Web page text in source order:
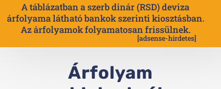
A táblázatban a szerb dinár (RSD) deviza
árfolyama látható bankok szerinti kiosztásban.
Az árfolyamok folyamatosan frissülnek.
[adsense-hirdetes]
Árfolyam